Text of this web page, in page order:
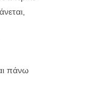
πάνω